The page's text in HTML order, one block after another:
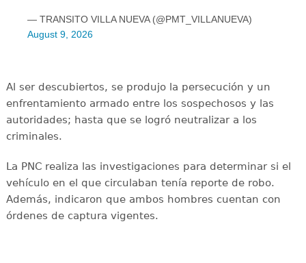
— TRANSITO VILLA NUEVA (@PMT_VILLANUEVA)
August 9, 2026
Al ser descubiertos, se produjo la persecución y un
enfrentamiento armado entre los sospechosos y las
autoridades; hasta que se logró neutralizar a los
criminales.
La PNC realiza las investigaciones para determinar si el
vehículo en el que circulaban tenía reporte de robo.
Además, indicaron que ambos hombres cuentan con
órdenes de captura vigentes.